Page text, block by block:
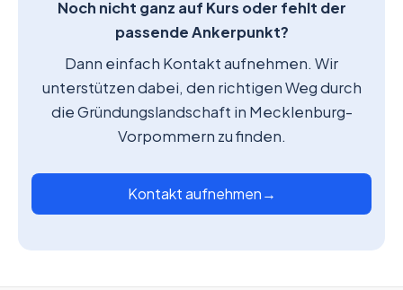
Noch nicht ganz auf Kurs oder fehlt der
passende Ankerpunkt?
Dann einfach Kontakt aufnehmen. Wir
unterstützen dabei, den richtigen Weg durch
die Gründungslandschaft in Mecklenburg-
Vorpommern zu finden.
Kontakt aufnehmen→